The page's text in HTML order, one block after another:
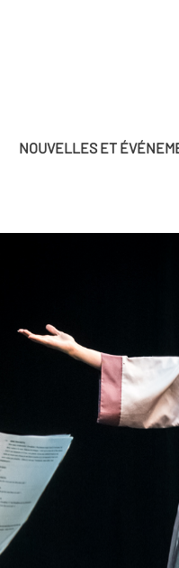
NOUVELLES ET